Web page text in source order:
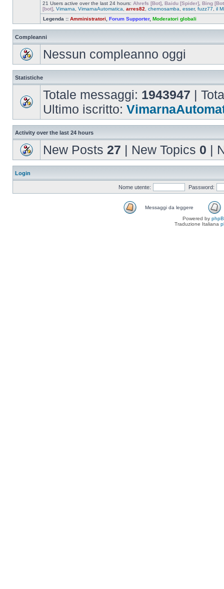
21 Users active over the last 24 hours: Ahrefs [Bot] Baidu [Spider] Bing
[bot] Vimarna VimarnaAutomatica arres82 chernosamba esser, fuzz77
il
Legenda :: Amministratori Forum Supporter, Moderatori globali
Compleanni
Nessun compleanno oggi
Statistiche
Totale messaggi: 1943947 |
Ultimo iscritto:
Activity over the last 24 hours
New Posts 27 | New Topics 0 |
Login
Nome utente: Password:
Messaggi da leggere
Powered by
Traduzione Italiana